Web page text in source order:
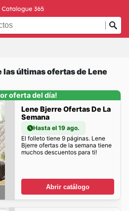
las últimas ofertas de Lene
oferta del día!
Lene Bjerre Ofertas De La
Semana
Hasta el 19 ago.
El folleto tiene 9 páginas. Lene
Bjerre ofertas de la semana tiene
muchos descuentos para ti!
Abrir catálogo